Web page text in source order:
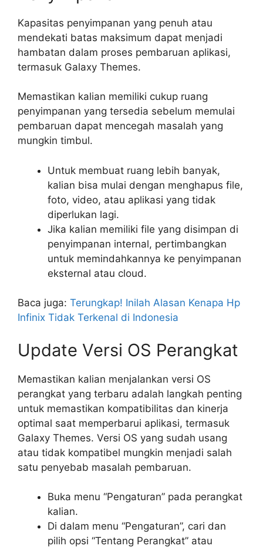
Kapasitas penyimpanan yang penuh atau
mendekati batas maksimum dapat menjadi
hambatan dalam proses pembaruan aplikasi,
termasuk Galaxy Themes.
Memastikan kalian memiliki cukup ruang
penyimpanan yang tersedia sebelum memulai
pembaruan dapat mencegah masalah yang
mungkin timbul.
Untuk membuat ruang lebih banyak,
kalian bisa mulai dengan menghapus file,
foto, video, atau aplikasi yang tidak
diperlukan lagi.
Jika kalian memiliki file yang disimpan di
penyimpanan internal, pertimbangkan
untuk memindahkannya ke penyimpanan
eksternal atau cloud.
Baca juga: Terungkap! Inilah Alasan Kenapa Hp
Infinix Tidak Terkenal di Indonesia
Update Versi OS Perangkat
Memastikan kalian menjalankan versi OS
perangkat yang terbaru adalah langkah penting
untuk memastikan kompatibilitas dan kinerja
optimal saat memperbarui aplikasi, termasuk
Galaxy Themes. Versi OS yang sudah usang
atau tidak kompatibel mungkin menjadi salah
satu penyebab masalah pembaruan.
Buka menu “Pengaturan” pada perangkat
kalian.
Di dalam menu “Pengaturan”, cari dan
pilih opsi “Tentang Perangkat” atau